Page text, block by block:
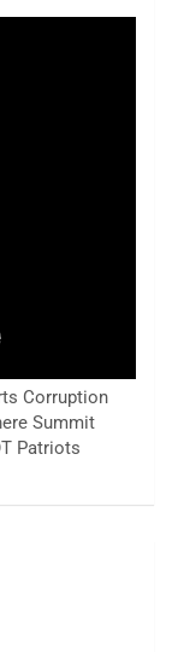
Corruption
Summit
Patriots